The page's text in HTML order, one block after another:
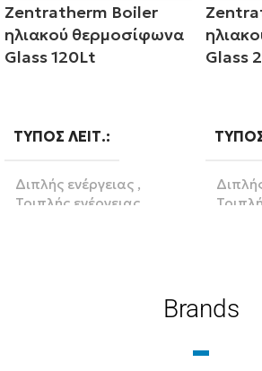
Zentratherm Boiler
ηλιακού θερμοσίφωνα
Glass 120Lt
ΤΎΠΟΣ ΛΕΙΤ.
Διπλής ενέργειας ,
Τριπλής ενέργειας
Glass
BRAND
Brands